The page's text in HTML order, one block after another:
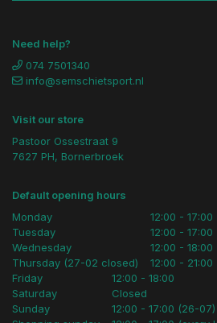
Need help?
074 7501340
info@semschietsport.nl
Visit our store
Pastoor Ossestraat 9
7627 PH, Bornerbroek
Default opening hours
Monday
Tuesday
Wednesday
Thursday (27-02 closed)
12:00 - 17:00
12:00 - 17:00
12:00 - 18:00
12:00 -
Friday
Saturday
Sunday
12:00 - 18:00
Closed
12:00 - 17:00 (26-07)